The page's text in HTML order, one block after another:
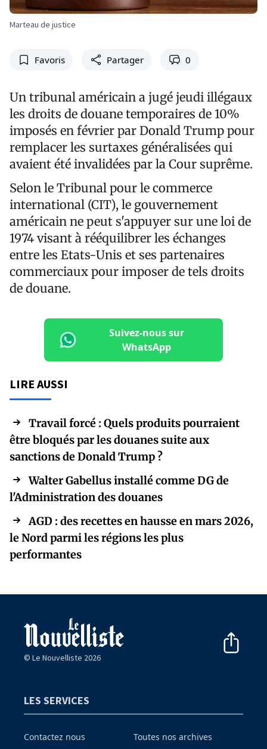
Marteau de justice
Favoris Partager 0
Un tribunal américain a jugé jeudi illégaux
les droits de douane temporaires de 10%
imposés en février par Donald Trump pour
remplacer les surtaxes généralisées qui
avaient été invalidées par la Cour suprême.
Selon le Tribunal pour le commerce
international (CIT), le gouvernement
américain ne peut s'appuyer sur une loi de
1974 visant à rééquilibrer les échanges
entre les Etats-Unis et ses partenaires
commerciaux pour imposer de tels droits
de douane.
Suivez-nous sur
WhatsApp
LIRE AUSSI
Travail forcé : Quels produits pourraient
être bloqués par les douanes suite aux
sanctions de Donald Trump ?
Walter Gabellus installé comme DG de
l'Administration des douanes
AGD : des recettes en hausse en mars 2026,
le Nord parmi les régions les plus
performantes
© Le Nouvelliste 2026
LES SERVICES
Contactez nous
Toutes nos archives